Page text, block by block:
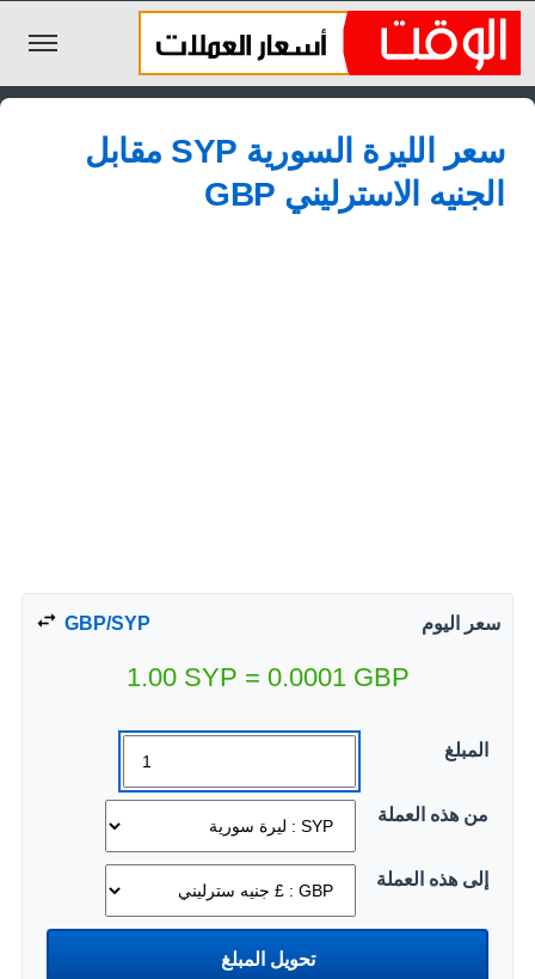
الليرة السورية
الجنيه المصري
الريال السعودي
سعر الليرة السورية SYP مقابل
الجنيه الاسترليني GBP
سعر اليوم GBP/SYP
1.00 SYP = 0.0001 GBP
المبلغ
من هذه العملة
إلى هذه العملة